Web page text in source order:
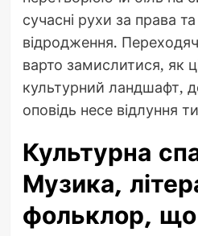
сучасні рухи за права
відродження.
варто замислитися, як
культурний ландшафт,
оповідь несе відлуння
Культурна
Музика,
фольклор,